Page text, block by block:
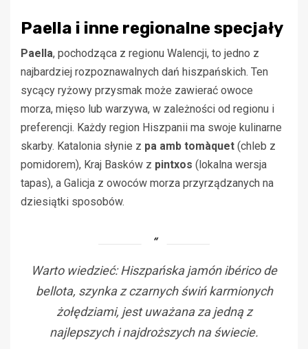
Paella i inne regionalne specjały
Paella, pochodząca z regionu Walencji, to jedno z
najbardziej rozpoznawalnych dań hiszpańskich. Ten
sycący ryżowy przysmak może zawierać owoce
morza, mięso lub warzywa, w zależności od regionu i
preferencji. Każdy region Hiszpanii ma swoje kulinarne
skarby. Katalonia słynie z pa amb tomàquet (chleb z
pomidorem), Kraj Basków z pintxos (lokalna wersja
tapas), a Galicja z owoców morza przyrządzanych na
dziesiątki sposobów.
Warto wiedzieć: Hiszpańska jamón ibérico de
bellota, szynka z czarnych świń karmionych
żołędziami, jest uważana za jedną z
najlepszych i najdroższych na świecie.